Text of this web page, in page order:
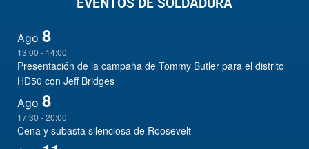
Ago 8
13:00 - 14:00
Presentación de la campaña de Tommy Butler para el distrito
HD50 con Jeff Bridges
Ago 8
17:30 -20:00
Cena y subasta silenciosa de Roosevelt